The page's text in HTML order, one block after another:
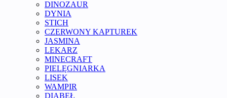
DINOZAUR
DYNIA
STICH
CZERWONY KAPTUREK
JASMINA
LEKARZ
MINECRAFT
PIELĘGNIARKA
LISEK
WAMPIR
DIABEŁ